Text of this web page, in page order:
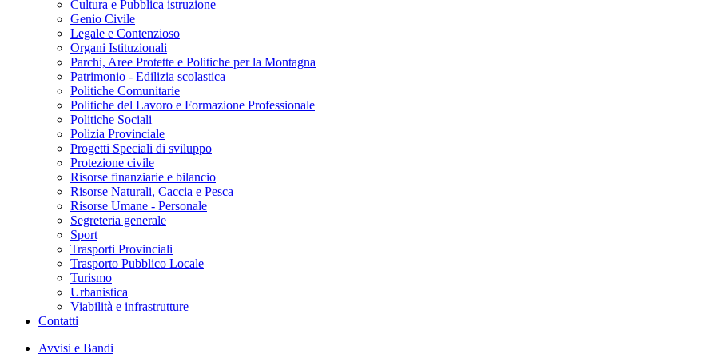
Cultura e Pubblica istruzione
Genio Civile
Legale e Contenzioso
Organi Istituzionali
Parchi, Aree Protette e Politiche per la Montagna
Patrimonio - Edilizia scolastica
Politiche Comunitarie
Politiche del Lavoro e Formazione Professionale
Politiche Sociali
Polizia Provinciale
Progetti Speciali di sviluppo
Protezione civile
Risorse finanziarie e bilancio
Risorse Naturali, Caccia e Pesca
Risorse Umane - Personale
Segreteria generale
Sport
Trasporti Provinciali
Trasporto Pubblico Locale
Turismo
Urbanistica
Viabilità e infrastrutture
Contatti
Avvisi e Bandi